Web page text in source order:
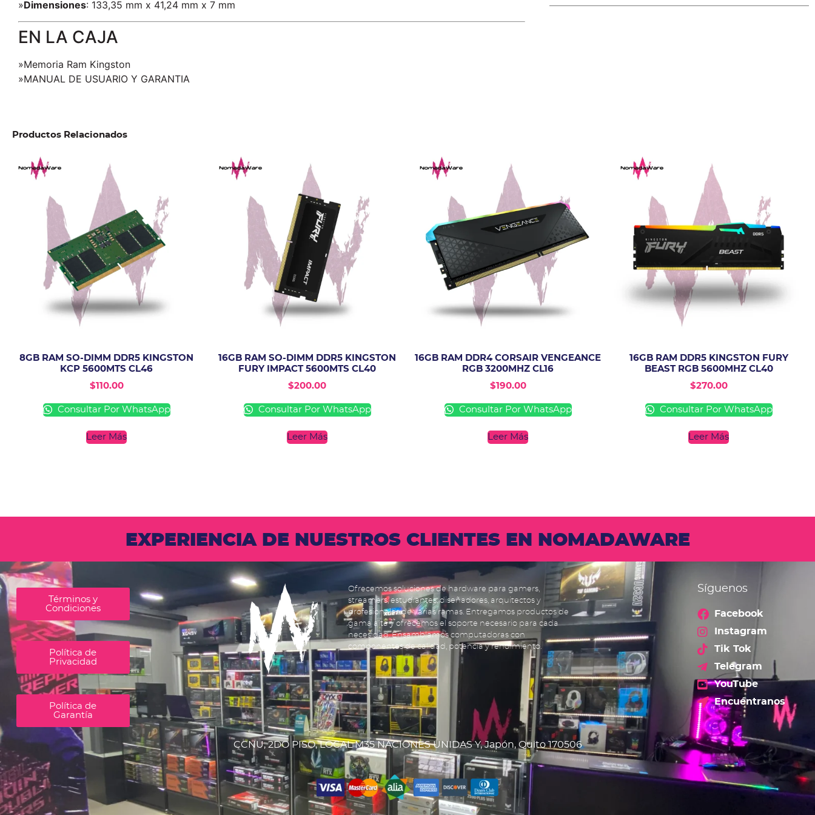
»Dimensiones: 133,35 mm x 41,24 mm x 7 mm
EN LA CAJA
»Memoria Ram Kingston
»MANUAL DE USUARIO Y GARANTIA
Productos Relacionados
8GB RAM SO-DIMM DDR5 KINGSTON
KCP 5600MTS CL46
$110.00
Consultar Por WhatsApp
Leer Más
16GB RAM SO-DIMM DDR5 KINGSTON
FURY IMPACT 5600MTS CL40
$200.00
Consultar Por WhatsApp
Leer Más
16GB RAM DDR4 CORSAIR VENGEANCE
RGB 3200MHZ CL16
$190.00
Consultar Por WhatsApp
Leer Más
16GB RAM DDR5 KINGSTON FURY
BEAST RGB 5600MHZ CL40
$270.00
Consultar Por WhatsApp
Leer Más
EXPERIENCIA DE NUESTROS CLIENTES EN NOMADAWARE
Términos y
Condiciones
Política de
Privacidad
Política de
Garantía
Ofrecemos soluciones de hardware para gamers,
streamers, estudiantes, diseñadores, arquitectos y
profesionales de varias ramas. Entregamos productos de
gama alta y ofrecemos el soporte necesario para cada
necesidad. Ensamblamos computadoras con
componentes de calidad, potencia y rendimiento.
Síguenos
Facebook
Instagram
Tik Tok
Telegram
YouTube
Encuéntranos
CCNU, 2DO PISO, LOCAL M35 NACIONES UNIDAS Y, Japón, Quito 170506